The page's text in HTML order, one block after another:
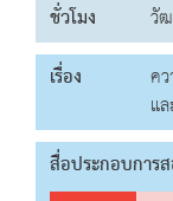
ชั่วโมง
วั
เรื่อง
ค
แ
สื่อประกอบการ